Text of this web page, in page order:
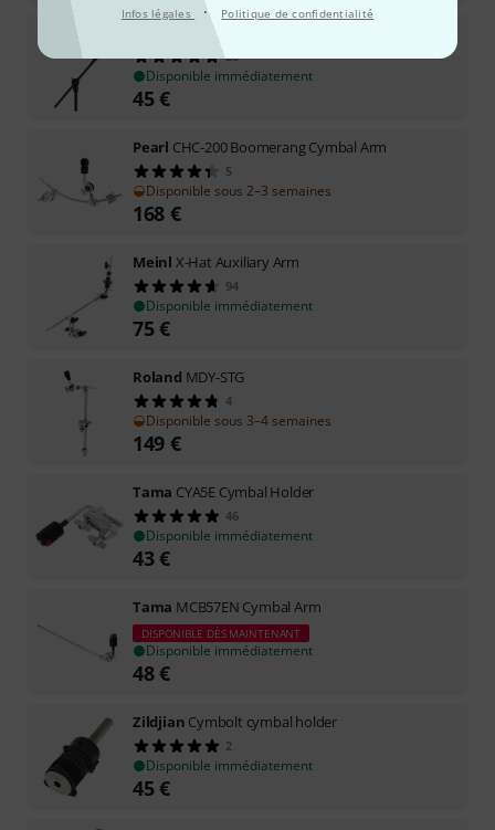
Infos légales · Politique de confidentialité
B60EB Armory Cymbal Boom Arm
28
Disponible immédiatement
45€
Pearl CHC-200 Boomerang Cymbal Arm
5
Disponible sous 2–3 semaines
168 €
Meinl X-Hat Auxiliary Arm
94
Disponible immédiatement
75€
Roland MDY-STG
4
Disponible sous 3–4 semaines
149 €
Tama CYA5E Cymbal Holder
46
Disponible immédiatement
43€
Tama MCB57EN Cymbal Arm
DISPONIBLE DÈS MAINTENANT
Disponible immédiatement
48€
Zildjian Cymbolt cymbal holder
2
Disponible immédiatement
45€